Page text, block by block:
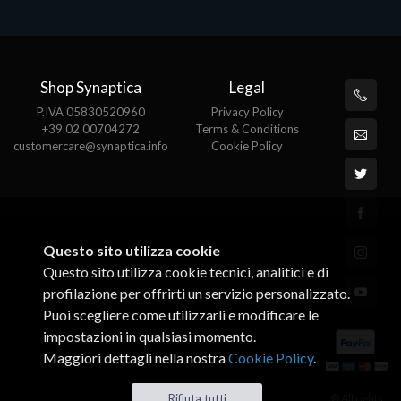
Shop Synaptica
P.IVA 05830520960
+39 02 00704272
customercare@synaptica.info
Legal
Privacy Policy
Terms & Conditions
Cookie Policy
Questo sito utilizza cookie
Questo sito utilizza cookie tecnici, analitici e di
profilazione per offrirti un servizio personalizzato.
Puoi scegliere come utilizzarli e modificare le
impostazioni in qualsiasi momento.
Maggiori dettagli nella nostraCookie Policy.